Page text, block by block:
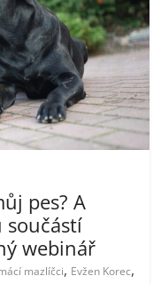
pes? A
součástí
webinář
mazlíčci, Evžen Korec,